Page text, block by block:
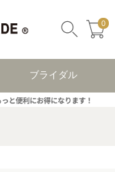
0
ブライダル